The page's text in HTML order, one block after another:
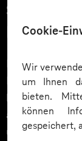
Cookie-
Wir
um Ihnen
bieten.
können
gespeichert,
Systems
Ein Podcast
Förderung von
können
ausbauen und
unabhängig